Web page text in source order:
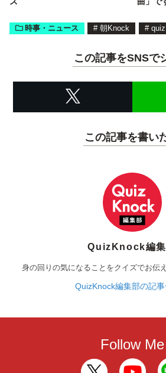
時事・ニュース # 朝Knock # quiz
この記事をSNSで
この記事を書い
QuizKnock編
身の回りの気になることをクイズでお伝
QuizKnock編集部の記
Follow Me